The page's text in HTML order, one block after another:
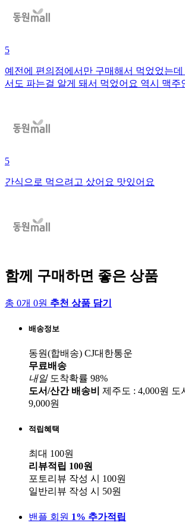
5
예전에 편의점에서만 구매해서 먹었었는데
서도 파는걸 알게 돼서 먹었어요 역시 맥주
5
간식으로 먹으려고 샀어요 맛있어요
함께 구매하면 좋은 상품
총 0개 0원 추천 상품 담기
배송정보
동원(합배송) CJ대한통운
무료배송
내일도착확률 98%
도서/산간 배송비 제주도 : 4,000원 도
9,000원
적립혜택
최대 100원
리뷰적립 100원
포토리뷰 작성 시
100원
일반리뷰 작성 시
50원
밴플 회원 1% 추가적립